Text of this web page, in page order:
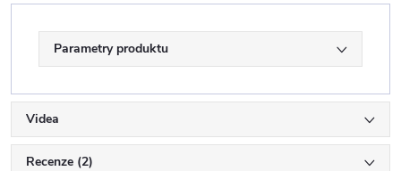
Parametry produktu
Videa
Recenze (2)